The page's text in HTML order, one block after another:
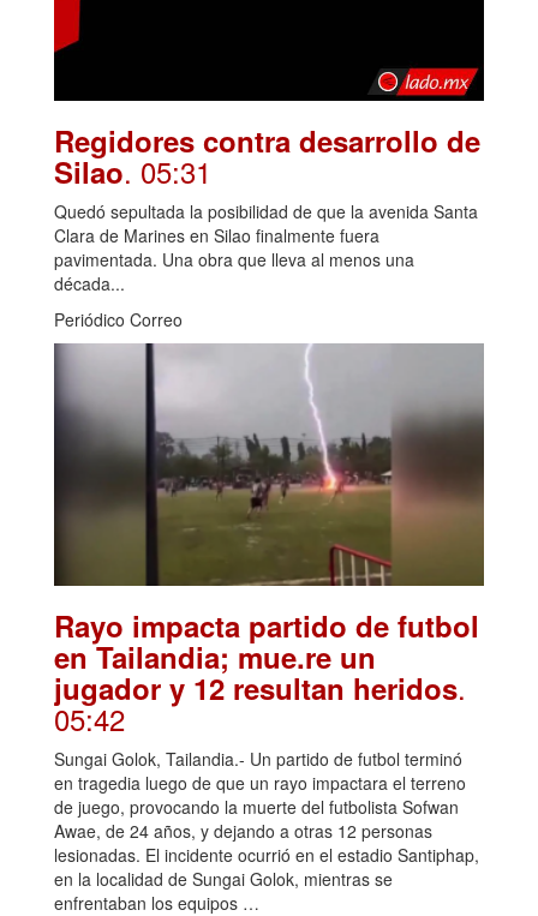
Regidores contra desarrollo de
Silao. 05:31
Quedó sepultada la posibilidad de que la avenida Santa
Clara de Marines en Silao finalmente fuera
pavimentada. Una obra que lleva al menos una
década...
Periódico Correo
Rayo impacta partido de futbol
en Tailandia; mue.re un
jugador y 12 resultan heridos.
05:42
Sungai Golok, Tailandia.- Un partido de futbol terminó
en tragedia luego de que un rayo impactara el terreno
de juego, provocando la muerte del futbolista Sofwan
Awae, de 24 años, y dejando a otras 12 personas
lesionadas. El incidente ocurrió en el estadio Santiphap,
en la localidad de Sungai Golok, mientras se
enfrentaban los equipos …